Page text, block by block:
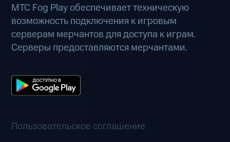
МТС Fog Play обеспечивает техническую
возможность подключения к игровым
серверам мерчантов для доступа к играм.
Серверы предоставляются мерчантами.
Пользовательское соглашение